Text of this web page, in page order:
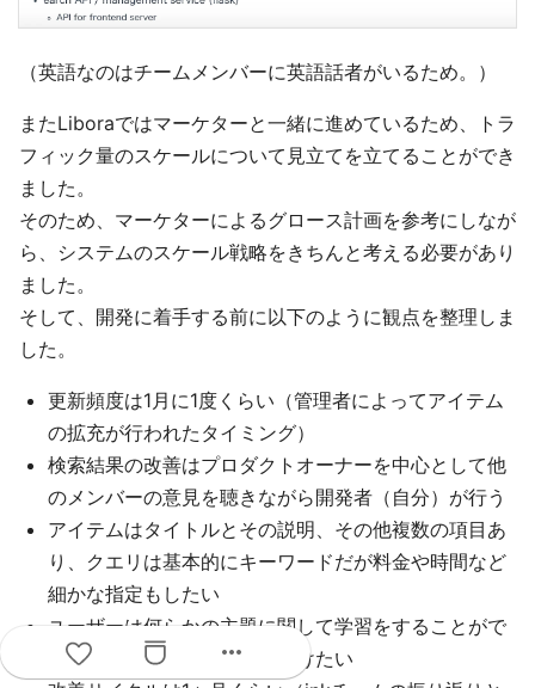
（英語なのはチームメンバーに英語話者がいるため。）
またLiboraではマーケターと一緒に進めているため、トラ
フィック量のスケールについて見立てを立てることができ
ました。
そのため、マーケターによるグロース計画を参考にしなが
ら、システムのスケール戦略をきちんと考える必要があり
ました。
そして、開発に着手する前に以下のように観点を整理しま
した。
更新頻度は1月に1度くらい（管理者によってアイテム
の拡充が行われたタイミング）
検索結果の改善はプロダクトオーナーを中心として他
のメンバーの意見を聴きながら開発者（自分）が行う
アイテムはタイトルとその説明、その他複数の項目あ
り、クエリは基本的にキーワードだが料金や時間など
細かな指定もしたい
ユーザーは何らかの主題に関して学習をすることがで
きる自分に合った動画を見つけたい
more_horiz